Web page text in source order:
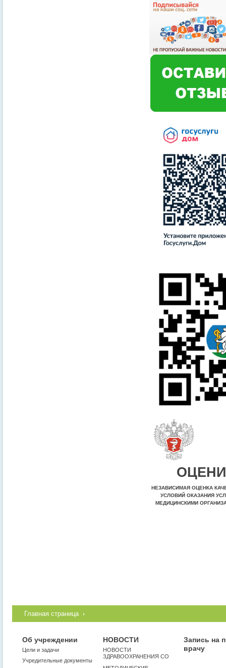
НЕЗАВИСИМАЯ ОЦЕНКА
УСЛОВИЙ ОКАЗАНИЯ
МЕДИЦИНСКИМИ
Главная страница
Об учреждении
Цели и задачи
Учредительные документы
НОВОСТИ
НОВОСТИ
ЗДРАВООХРАНЕНИЯ СО
Запись на
врачу